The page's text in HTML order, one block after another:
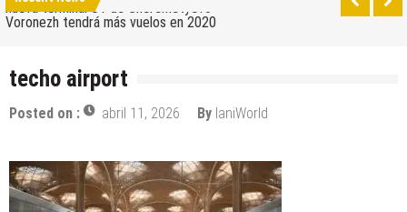
nueva terminal C1 de Sheremetyevo
Voronezh tendrá más vuelos en 2020
Saratov tiene su nuevo aeropuerto
Wizz Air expande su base de Skopje y agrega
nuevos destinos
Tour de Francia 2019: mucha montaña, homenaje a
techo airport
Posted on : abril 11, 2026 By IaniWorld